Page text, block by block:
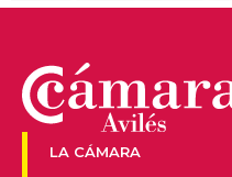
LA CÁMARA